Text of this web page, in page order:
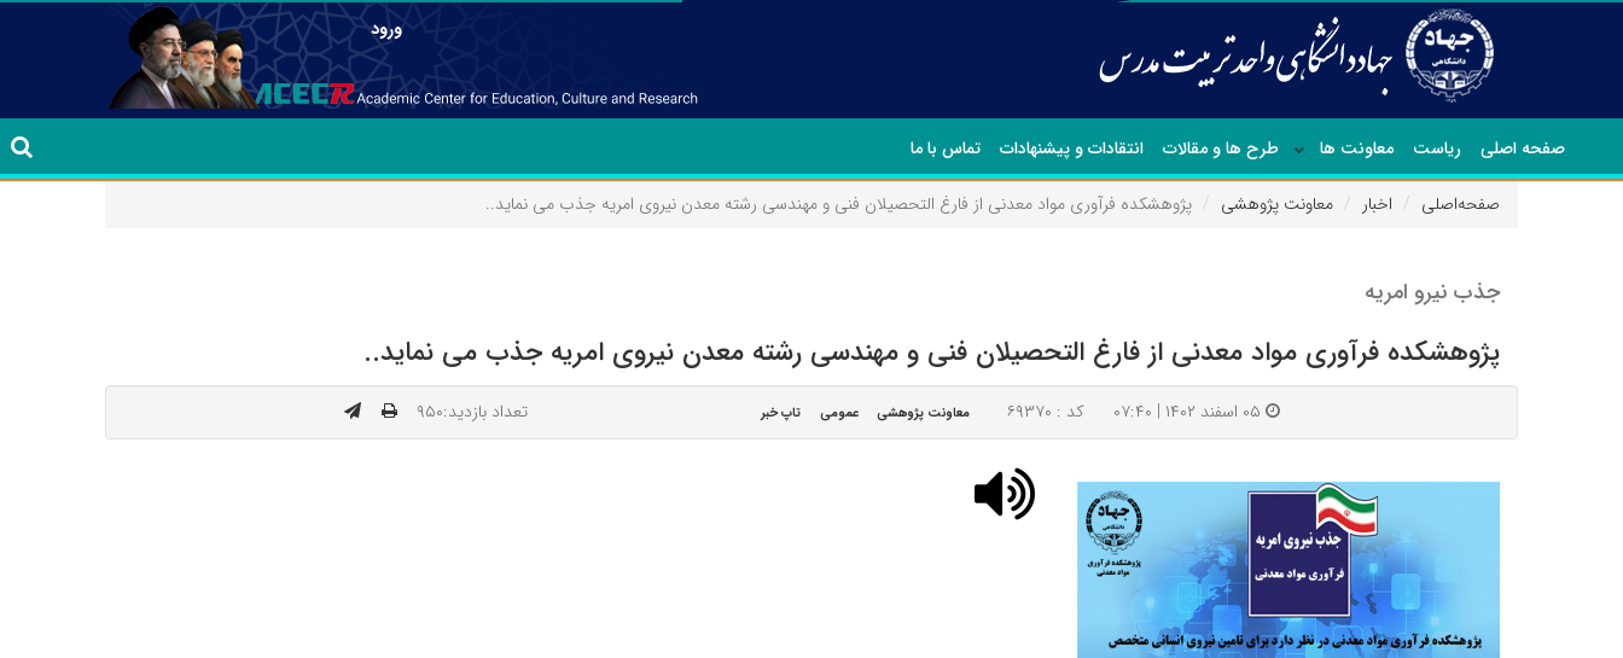
ورود
صفحه اصلی ریاست معاونت ها طرح ها و مقالات انتقادات و پیشنهادات تماس با ما
صفحه‌اصلی اخبار معاونت پژوهشی پژوهشکده فرآوری مواد معدنی از فارغ التحصیلان فنی و مهندسی رشته معدن نیروی امریه جذب می نماید..
جذب نیرو امریه
پژوهشکده فرآوری مواد معدنی از فارغ التحصیلان فنی و مهندسی رشته معدن نیروی امریه جذب می نماید..
کد : ۶۹۳۷۰ معاونت پژوهشی عمومی تاپ خبر تعداد بازدید:۹۵۰